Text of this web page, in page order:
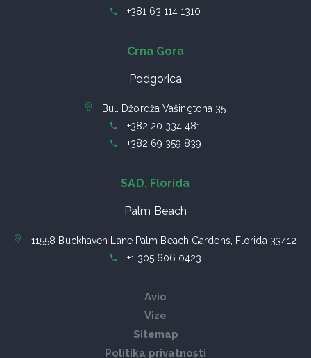
+381 63 114 1310
Crna Gora
Podgorica
Bul. Džordža Vašingtona 35
+382 20 334 481
+382 69 359 839
SAD, Florida
Palm Beach
11558 Buckhaven Lane Palm Beach Gardens, Florida 33412
+1 305 606 0423
Avio
Vize
Sitemap
Politika privatnosti